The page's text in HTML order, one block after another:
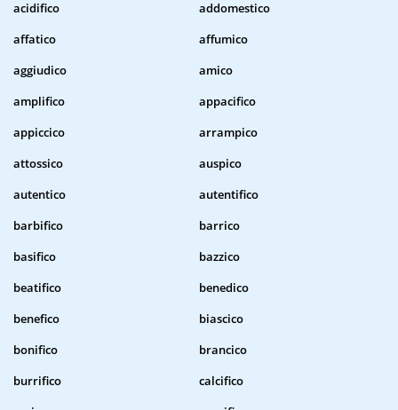
acidifico
addomestico
affatico
affumico
aggiudico
amico
amplifico
appacifico
appiccico
arrampico
attossico
auspico
autentico
autentifico
barbifico
barrico
basifico
bazzico
beatifico
benedico
benefico
biascico
bonifico
brancico
burrifico
calcifico